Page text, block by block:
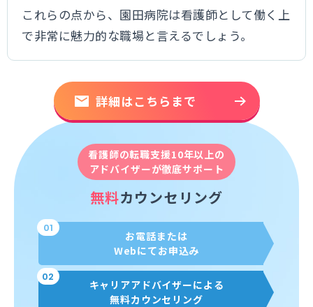
これらの点から、園田病院は看護師として働く上
で非常に魅力的な職場と言えるでしょう。
詳細はこちらまで
看護師の転職支援10年以上の
アドバイザーが徹底サポート
無料カウンセリング
01
お電話または
Webにてお申込み
02
キャリアアドバイザーによる
無料カウンセリング